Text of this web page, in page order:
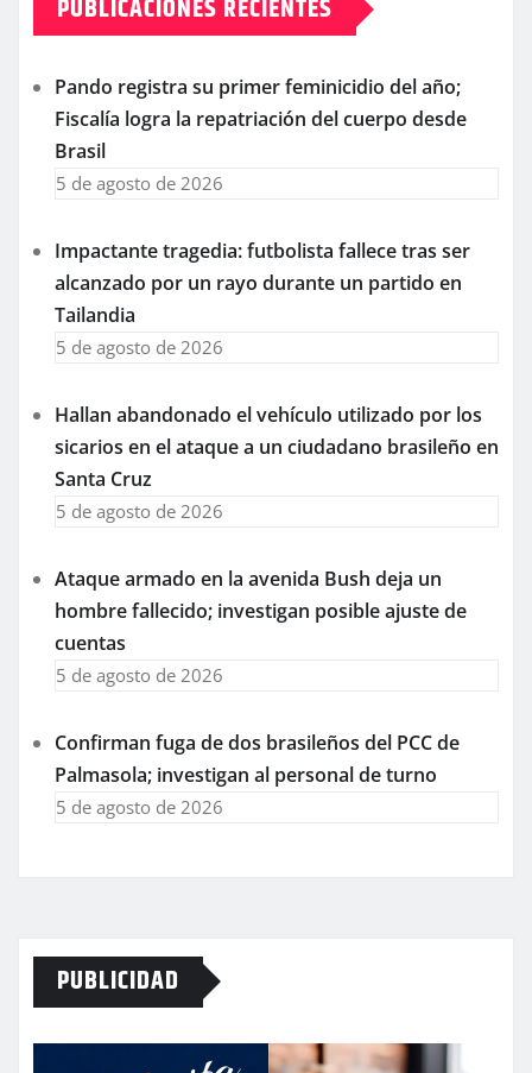
PUBLICACIONES RECIENTES
Pando registra su primer feminicidio del año;
Fiscalía logra la repatriación del cuerpo desde
Brasil
5 de agosto de 2026
Impactante tragedia: futbolista fallece tras ser
alcanzado por un rayo durante un partido en
Tailandia
5 de agosto de 2026
Hallan abandonado el vehículo utilizado por los
sicarios en el ataque a un ciudadano brasileño en
Santa Cruz
5 de agosto de 2026
Ataque armado en la avenida Bush deja un
hombre fallecido; investigan posible ajuste de
cuentas
5 de agosto de 2026
Confirman fuga de dos brasileños del PCC de
Palmasola; investigan al personal de turno
5 de agosto de 2026
PUBLICIDAD